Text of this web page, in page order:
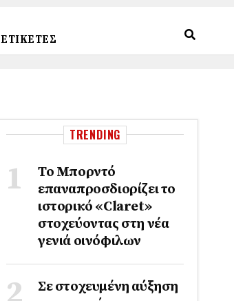
ΕΤΙΚΕΤΕΣ
TRENDING
Το Μπορντό
επαναπροσδιορίζει το
ιστορικό «Claret»
στοχεύοντας στη νέα
γενιά οινόφιλων
Σε στοχευμένη αύξηση